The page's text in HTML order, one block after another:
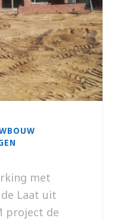
met
Laat uit
project de